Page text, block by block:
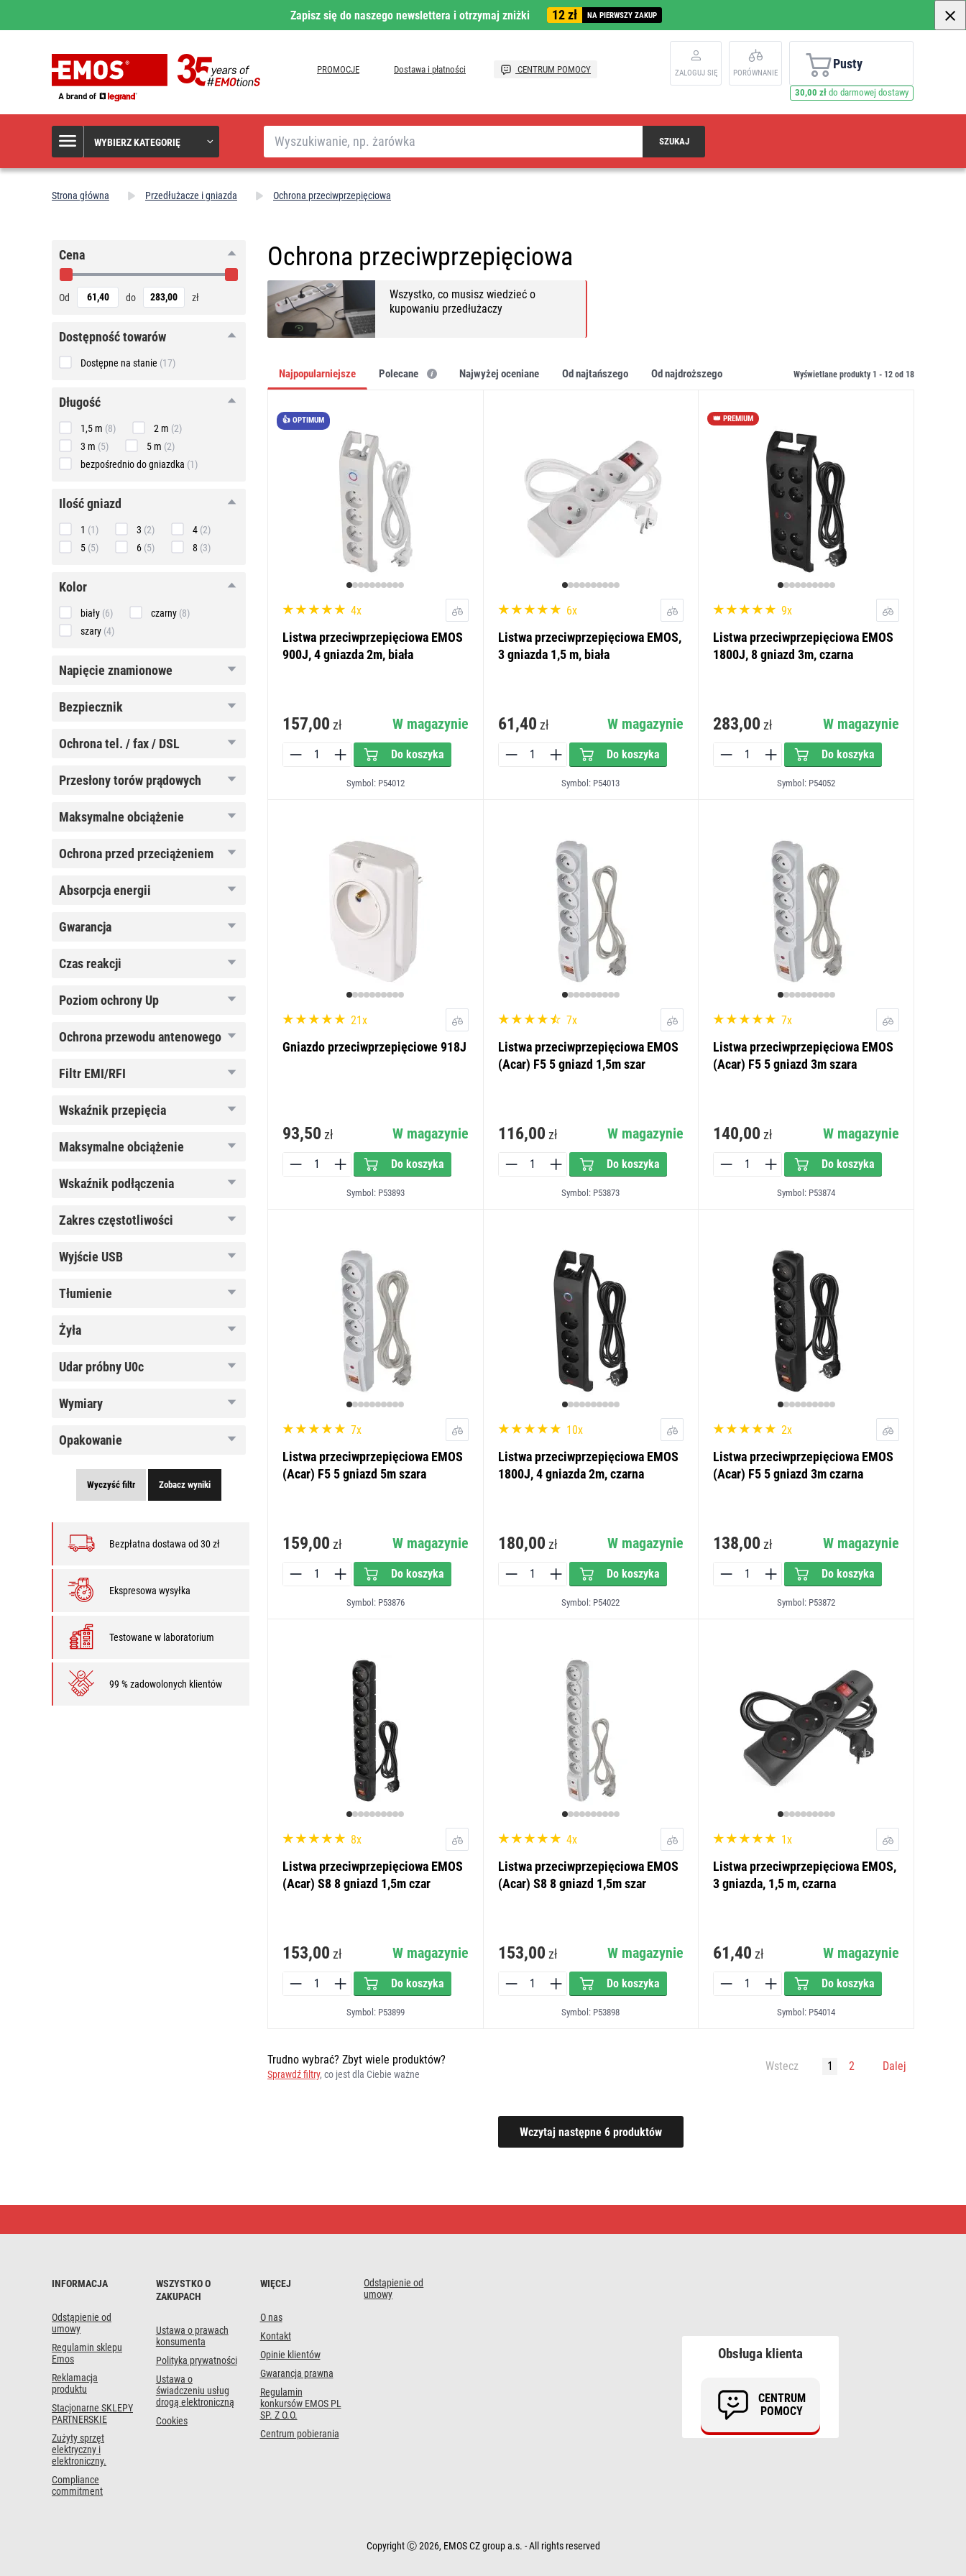
Zapisz się do naszego newslettera i otrzymaj zniżki 12 zł NA PIERWSZY ZAKUP
PROMOCJE Dostawa i płatności CENTRUM POMOCY ZALOGUJ SIĘ PORÓWNANIE
Pusty
30,00 złdo darmowej dostawy
WYBIERZ KATEGORIĘ
Szukaj
SZUKAJ
Strona główna Przedłużacze i gniazda Ochrona przeciwprzepięciowa
Cena
Od do zł
Dostępność towarów
Dostępne na stanie (17)
długość
długość
1,5 m (8) 2 m (2)
3 m (5) 5 m (2)
bezpośrednio do gniazdka (1)
ilość
ilość gniazd
1 (1) 3 (2) 4 (2)
5 (5) 6 (5) 8 (3)
kolor
kolor
biały (6) czarny (8)
szary (4)
napięcie
znamionowe
napięcie znamionowe
bezpiecznik
bezpiecznik
ochrona
DSL
ochrona tel. / fax / DSL
przesłony
przesłony torów prądowych
maksymalne
obciążenie
maksymalne obciążenie
ochrona przed
przeciążeniem
ochrona przed przeciążeniem
absorpcja
absorpcja energii
gwarancja
gwarancja
czasczas reakcji
poziom
poziom ochrony Up
ochrona
ochrona przewodu antenowego
filtrfiltr EMI/RFI
wskaźnik
wskaźnik przepięcia
maksymalne
obciążenie
maksymalne obciążenie
wskaźnik
wskaźnik podłączenia
zakres
częstotliwości
zakres częstotliwości
wyjście
USB
wyjście USB
tłumienie
tłumienie
żyłażyła
udar
udar próbny U0c
wymiary
wymiary
opakowanie
opakowanie
Wyczyść filtr Zobacz wyniki
Bezpłatna dostawa od 30 zł
Ekspresowa wysyłka
Testowane w laboratorium
99 % zadowolonych klientów
Ochrona przeciwprzepięciowa
Wszystko, co musisz wiedzieć o
kupowaniu przedłużaczy
Najpopularniejsze Polecane najwyżej oceniane od najtańszego od najdroższego Wyświetlane produkty 1 - 12 od 18
👍 OPTIMUM
4x
Listwa przeciwprzepięciowa EMOS
900J, 4 gniazda 2m, biała
157,00 zł W magazynie
Do koszyka
Symbol: P54012
6x
Listwa przeciwprzepięciowa EMOS,
3 gniazda 1,5 m, biała
61,40 zł W magazynie
Do koszyka
Symbol: P54013
👑 PREMIUM
9x
Listwa przeciwprzepięciowa EMOS
1800J, 8 gniazd 3m, czarna
283,00 zł W magazynie
Do koszyka
Symbol: P54052
21x
Gniazdo przeciwprzepięciowe 918J
93,50 zł W magazynie
Do koszyka
Symbol: P53893
7x
Listwa przeciwprzepięciowa EMOS
(Acar) F5 5 gniazd 1,5m szar
116,00 zł W magazynie
Do koszyka
Symbol: P53873
7x
Listwa przeciwprzepięciowa EMOS
(Acar) F5 5 gniazd 3m szara
140,00 zł W magazynie
Do koszyka
Symbol: P53874
7x
Listwa przeciwprzepięciowa EMOS
(Acar) F5 5 gniazd 5m szara
159,00 zł W magazynie
Do koszyka
Symbol: P53876
10x
Listwa przeciwprzepięciowa EMOS
1800J, 4 gniazda 2m, czarna
180,00 zł W magazynie
Do koszyka
Symbol: P54022
2x
Listwa przeciwprzepięciowa EMOS
(Acar) F5 5 gniazd 3m czarna
138,00 zł W magazynie
Do koszyka
Symbol: P53872
8x
Listwa przeciwprzepięciowa EMOS
(Acar) S8 8 gniazd 1,5m czar
153,00 zł W magazynie
Do koszyka
Symbol: P53899
4x
Listwa przeciwprzepięciowa EMOS
(Acar) S8 8 gniazd 1,5m szar
153,00 zł W magazynie
Do koszyka
Symbol: P53898
1x
Listwa przeciwprzepięciowa EMOS,
3 gniazda, 1,5 m, czarna
61,40 zł W magazynie
Do koszyka
Symbol: P54014
Trudno wybrać? Zbyt wiele produktów?
Sprawdź filtry, co jest dla Ciebie ważne
Wstecz 1 2 Dalej
|
INFORMACJA
Odstąpienie od
umowy
Regulamin sklepu
Emos
Reklamacja
produktu
Stacjonarne SKLEPY
PARTNERSKIE
Zużyty sprzęt
elektryczny i
elektroniczny.
Compliance
commitment
WSZYSTKO O
ZAKUPACH
Ustawa o prawach
konsumenta
Polityka prywatności
Ustawa o
świadczeniu usług
drogą elektroniczną
Cookies
WIĘCEJ
O nas
Kontakt
Opinie klientów
Gwarancja prawna
Regulamin
konkursów EMOS PL
SP. Z O.O.
Centrum pobierania
Odstąpienie od
umowy
Obsługa klienta
CENTRUM
POMOCY
Copyright Ⓒ 2026, EMOS CZ group a.s. - All rights reserved